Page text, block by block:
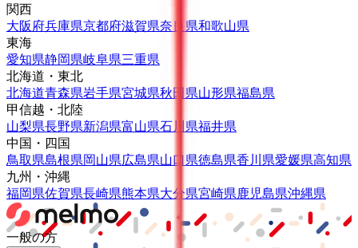
関西
大阪府兵庫県京都府滋賀県奈良県和歌山県
東海
愛知県静岡県岐阜県三重県
北海道・東北
北海道青森県岩手県宮城県秋田県山形県福島県
甲信越・北陸
山梨県長野県新潟県富山県石川県福井県
中国・四国
鳥取県島根県岡山県広島県山口県徳島県香川県愛媛県高知県
九州・沖縄
福岡県佐賀県長崎県熊本県大分県宮崎県鹿児島県沖縄県
一般の方